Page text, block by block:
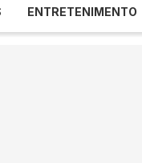
ENTRETENIMENTO